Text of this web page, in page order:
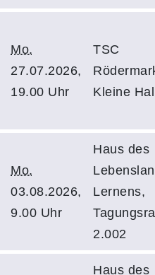
Mo.
27.07.2026,
19.00 Uhr
TSC
Kleine
Mo.
03.08.2026,
9.00 Uhr
Haus des
Lernens,
2.002
Haus des